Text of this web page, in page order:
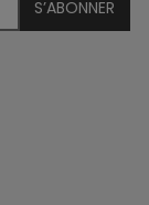
S’ABONNER